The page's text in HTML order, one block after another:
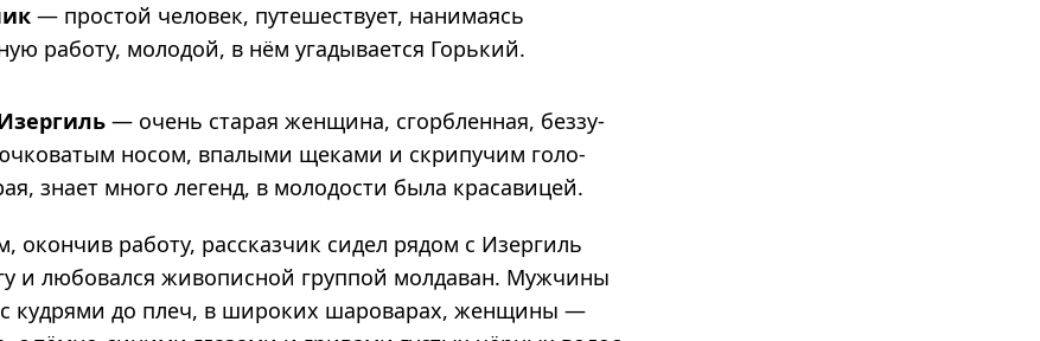
— про­стой чело­век, путе­ше­ствует, нани­ма­ясь
работу, моло­дой, в нём уга­ды­ва­ется Горь­кий.
— очень ста­рая жен­щина, сгорб­лен­ная, без­зу­
носом, впа­лыми щеками и скри­пу­чим голо­
знает много легенд, в моло­до­сти была кра­са­ви­цей.
окончив работу, рассказчик сидел рядом с Изергиль
и любовался живописной группой молдаван. Мужчины
кудрями до плеч, в широких шароварах, женщины —